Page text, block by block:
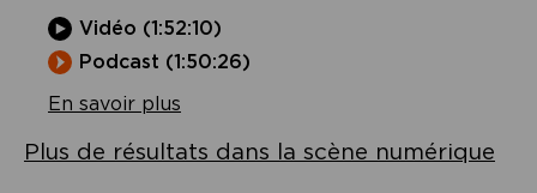
Vidéo (1:52:10)
Podcast (1:50:26)
En savoir plus
Plus de résultats dans la scène numérique